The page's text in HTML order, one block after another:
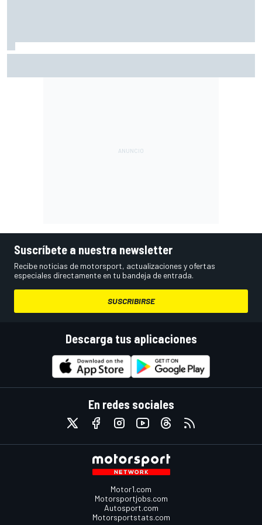
Suscríbete a nuestra newsletter
Recibe noticias de motorsport, actualizaciones y ofertas
especiales directamente en tu bandeja de entrada.
SUSCRIBIRSE
Descarga tus aplicaciones
En redes sociales
Motor1.com
Motorsportjobs.com
Autosport.com
Motorsportstats.com